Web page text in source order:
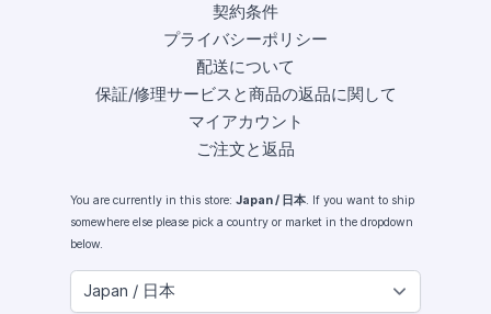
契約条件
プライバシーポリシー
配送について
保証/修理サービスと商品の返品に関して
マイアカウント
ご注文と返品
You are currently in this store: Japan / 日本. If you want to ship
somewhere else please pick a country or market in the dropdown
below.